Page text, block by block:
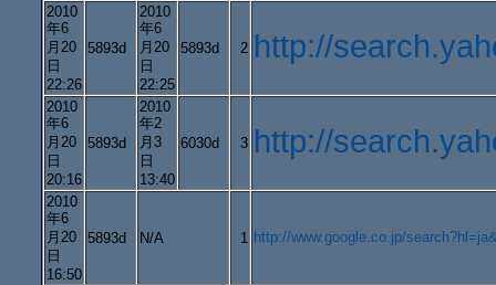
2010
年6
月20
日
22:26
5893d
2010
年6
月20
日
22:25
5893d 2 http://
2010
年6
月20
日
20:16
5893d
2010
年2
月3
日
13:40
6030d 3 http://
2010
年6
月20
日
16:50
5893d N/A 1 http://www.google.co.jp/